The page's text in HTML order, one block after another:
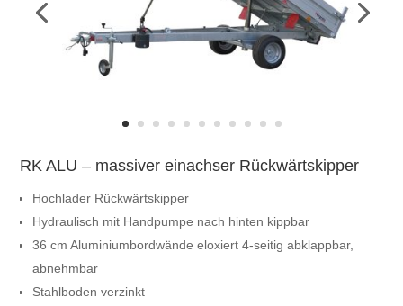
RK ALU – massiver einachser Rückwärtskipper
Hochlader Rückwärtskipper
Hydraulisch mit Handpumpe nach hinten kippbar
36 cm Aluminiumbordwände eloxiert 4-seitig abklappbar,
abnehmbar
Stahlboden verzinkt